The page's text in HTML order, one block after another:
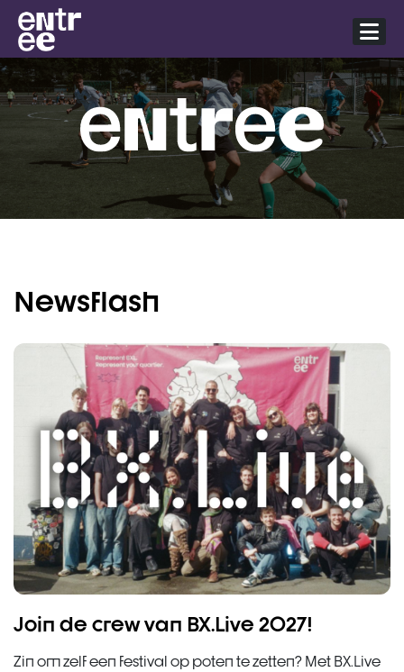
Newsflash
Join de crew van BX.Live 2027!
Zin om zelf een festival op poten te zetten? Met BX.Live